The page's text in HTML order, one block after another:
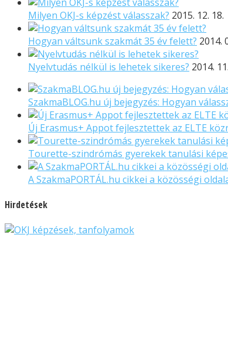
Milyen OKJ-s képzést válasszak? 2015. 12. 18.
Hogyan váltsunk szakmát 35 év felett? 2014.
Nyelvtudás nélkül is lehetek sikeres? 2014.
SzakmaBLOG.hu új bejegyzés: Hogyan
Új Erasmus+ Appot fejlesztettek az ELTE
Tourette-szindrómás gyerekek tanulási
A SzakmaPORTÁL.hu cikkei a közösségi
Hirdetések